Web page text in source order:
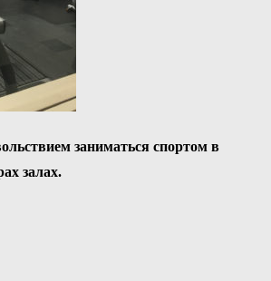
заниматься спортом в
залах.